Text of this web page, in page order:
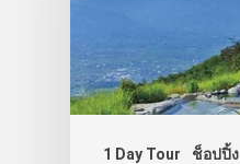
1 Day Tour ช็อปปิ้ง